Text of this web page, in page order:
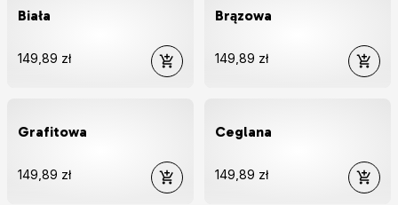
Biała
149,89 zł
Brązowa
149,89 zł
Grafitowa
149,89 zł
Ceglana
149,89 zł